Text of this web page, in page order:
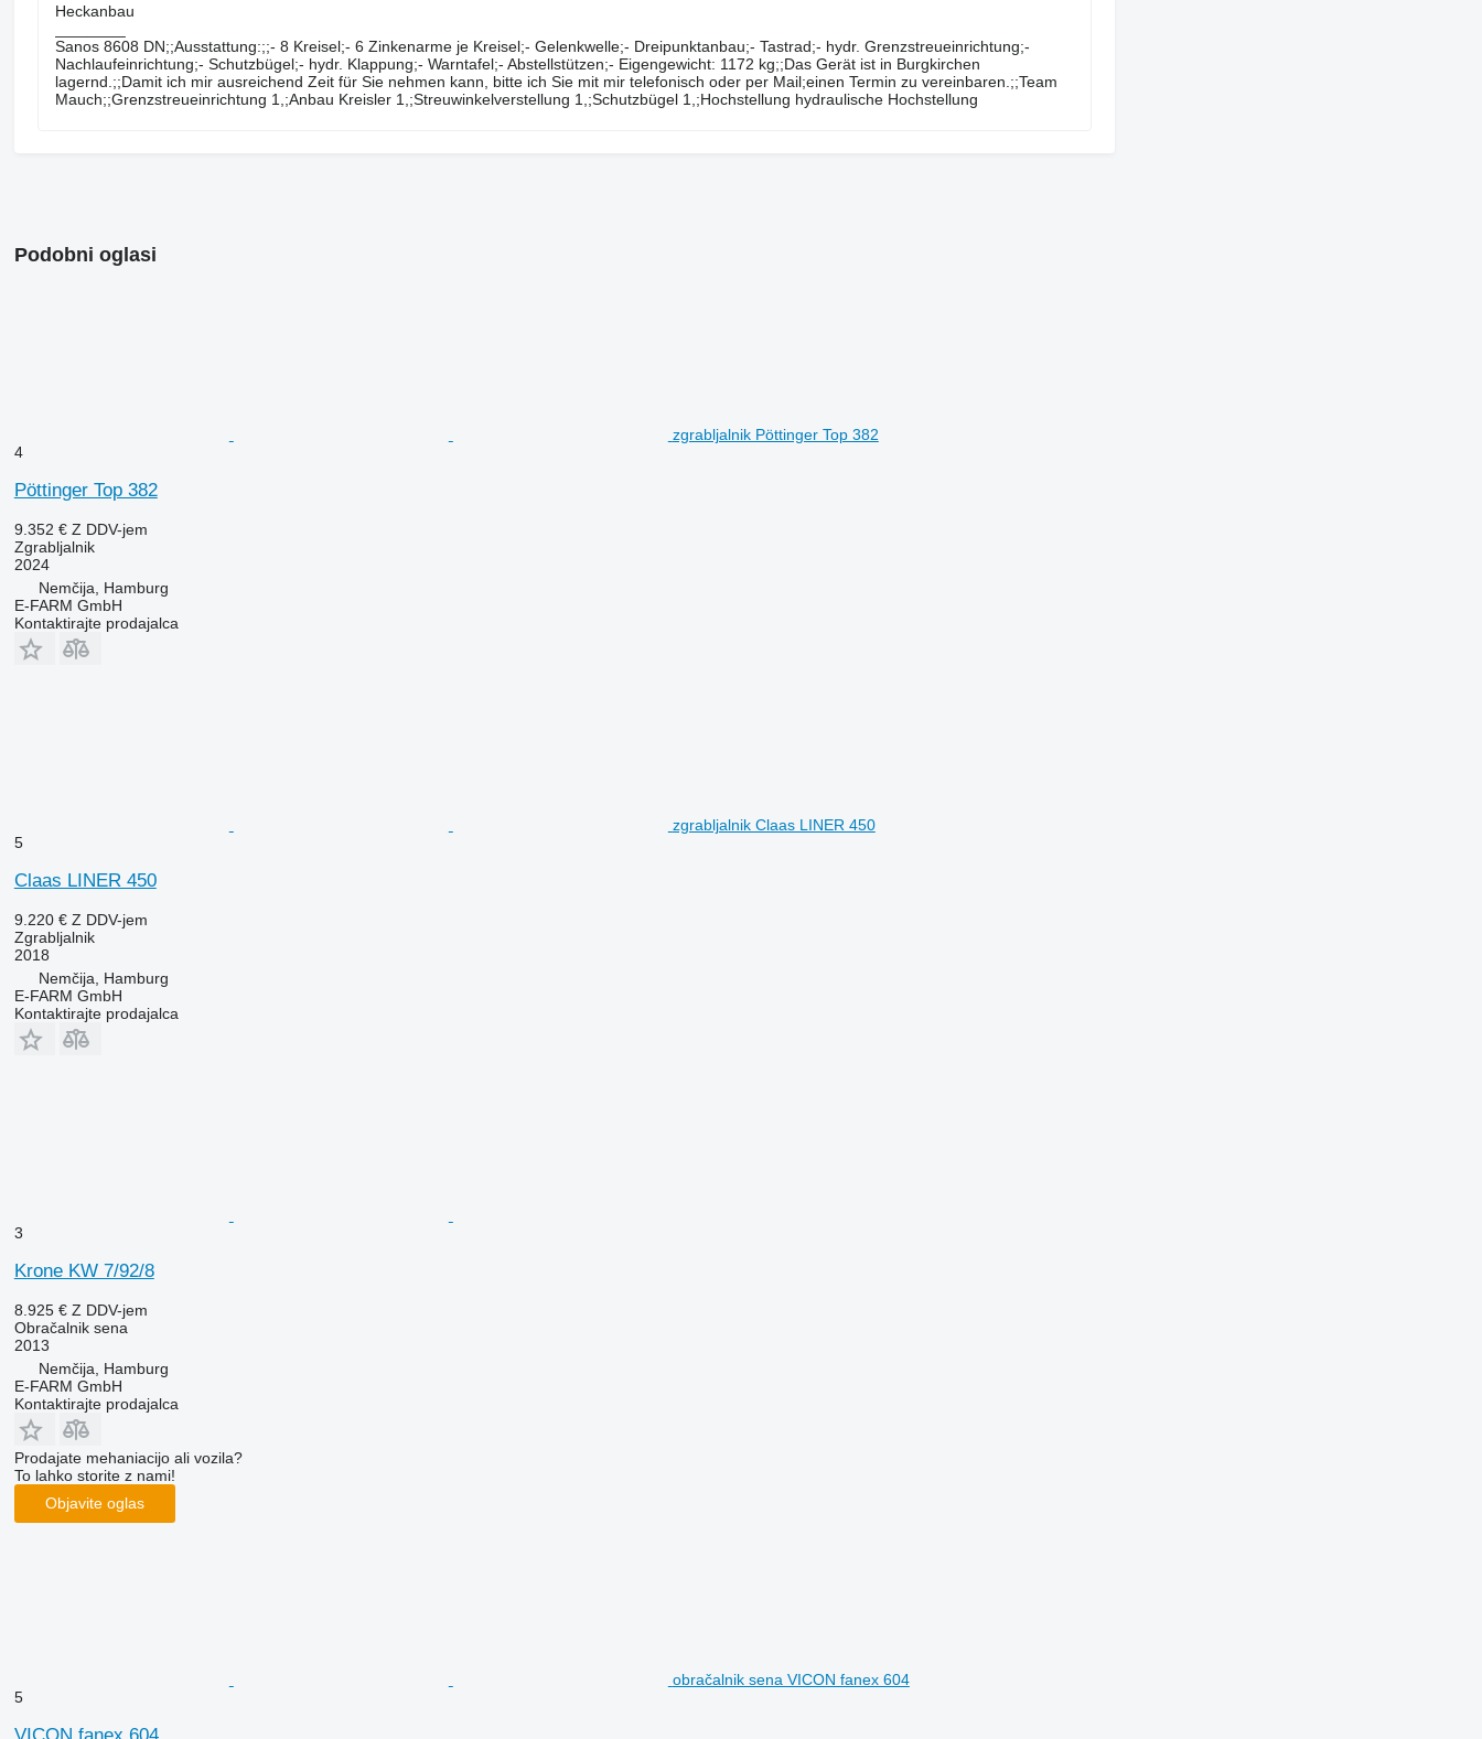
Heckanbau
Sanos ​​​​​​​​​‌‌​​​​‌​​​​​​​​​‌‌‌​‌​‌​​​​​​​​​‌‌‌​‌​​​​​​​​​​​‌‌​‌‌‌‌​​​​​​​​​‌‌​‌‌​​​​​​​​​​​‌‌​‌​​‌​​​​​​​​​‌‌​‌‌‌​​​​​​​​​​‌‌​​‌​‌8608 DN;;Ausstattung:;;- 8 Kreisel;- 6 Zinkenarme je Kreisel;- Gelenkwelle;- Dreipunktanbau;- Tastrad;- hydr. Grenzstreueinrichtung;-
Nachlaufeinrichtung;- Schutzbügel;- hydr. Klappung;- Warntafel;- Abstellstützen;- Eigengewicht: 1172 kg;;Das Gerät ist in Burgkirchen
lagernd.;;Damit ich mir ausreichend Zeit für Sie nehmen kann, bitte ich Sie mit mir telefonisch oder per Mail;einen Termin zu vereinbaren.;;Team
Mauch;;Grenzstreueinrichtung 1,;Anbau Kreisler 1,;Streuwinkelverstellung 1,;Schutzbügel 1,;Hochstellung hydraulische Hochstellung
Podobni oglasi
zgrabljalnik Pöttinger Top 382
4
Pöttinger Top 382
9.352 € Z DDV-jem
Zgrabljalnik
2024
Nemčija, Hamburg
E-FARM GmbH
Kontaktirajte prodajalca
zgrabljalnik Claas LINER 450
5
Claas LINER 450
9.220 € Z DDV-jem
Zgrabljalnik
2018
Nemčija, Hamburg
E-FARM GmbH
Kontaktirajte prodajalca
3
Krone KW 7/92/8
8.925 € Z DDV-jem
Obračalnik sena
2013
Nemčija, Hamburg
E-FARM GmbH
Kontaktirajte prodajalca
Prodajate mehaniacijo ali vozila?
To lahko storite z nami!
Objavite oglas
obračalnik sena VICON fanex 604
5
VICON fanex 604